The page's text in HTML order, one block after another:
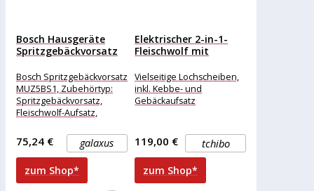
Bosch Hausgeräte
Spritzgebäckvorsatz
Küchengerät Zubehör,
Weiss
Bosch Spritzgebäckvorsatz
MUZ5BS1, Zubehörtyp:
Spritzgebäckvorsatz,
Fleischwolf-Aufsatz,
Küchenmaschinen: Bosch
Modellreihe MUM4, Bosch
Modellreihe MUM5,
Material: Kunststoff, Alu-
Druckguss.
galaxus
75,24 €
zum Shop*
Elektrischer 2-in-1-
Fleischwolf mit
Vielseitige Lochscheiben,
inkl. Kebbe- und
Gebäckaufsatz
tchibo
119,00 €
zum Shop*